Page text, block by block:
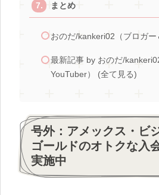
まとめ
おのだ/kankeri02（ブロガー
最新記事 by おのだ/
YouTuber） (全て見る)
号外：アメックス・ビ
ゴールドのオトクな入
実施中